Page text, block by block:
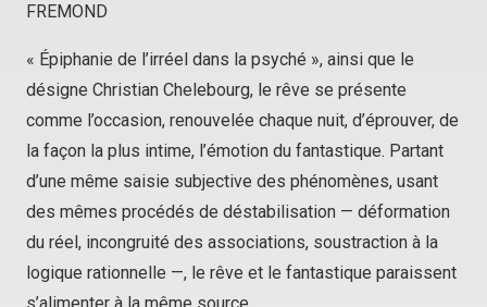
FREMOND
« Épiphanie de l’irréel dans la psyché », ainsi que le
désigne Christian Chelebourg, le rêve se présente
comme l’occasion, renouvelée chaque nuit, d’éprouver, de
la façon la plus intime, l’émotion du fantastique. Partant
d’une même saisie subjective des phénomènes, usant
des mêmes procédés de déstabilisation — déformation
du réel, incongruité des associations, soustraction à la
logique rationnelle —, le rêve et le fantastique paraissent